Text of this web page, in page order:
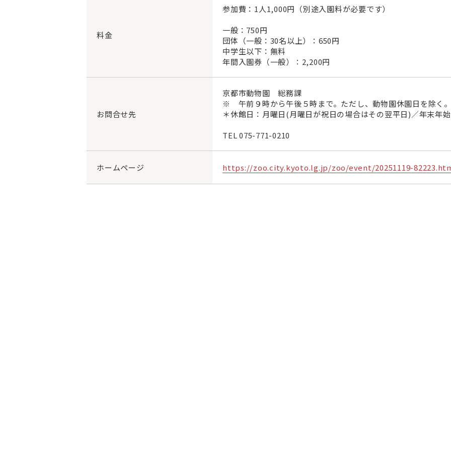
料金
参加費：1人1,000円（別途入園料が必要です）
一般：750円
団体（一般：30名以上）：650円
中学生以下：無料
年間入園券（一般）：2,200円
お問合せ先
京都市動物園 総務課
※ 午前９時から午後５時まで。ただし、動物園休園日を除く。
＊休館日：月曜日(月曜日が祝日の場合はその翌平日)／年末年
TEL075-771-0210
ホームページ https://zoo.city.kyoto.lg.jp/zoo/event/20251119-